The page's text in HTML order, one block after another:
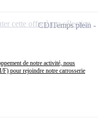
de notre activité, nous
F) pour rejoindre notre carrosserie
CDITemps plein
cette offre à ma sélection